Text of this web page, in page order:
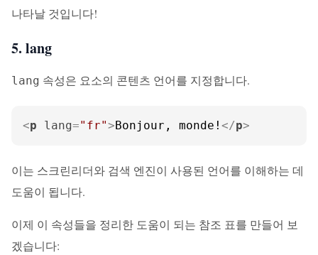
나타날 것입니다!
5. lang
lang 속성은 요소의 콘텐츠 언어를 지정합니다.
<p lang="fr">Bonjour, monde! </p>
이는 스크린리더와 검색 엔진이 사용된 언어를 이해하는 데
도움이 됩니다.
이제 이 속성들을 정리한 도움이 되는 참조 표를 만들어 보
겠습니다: